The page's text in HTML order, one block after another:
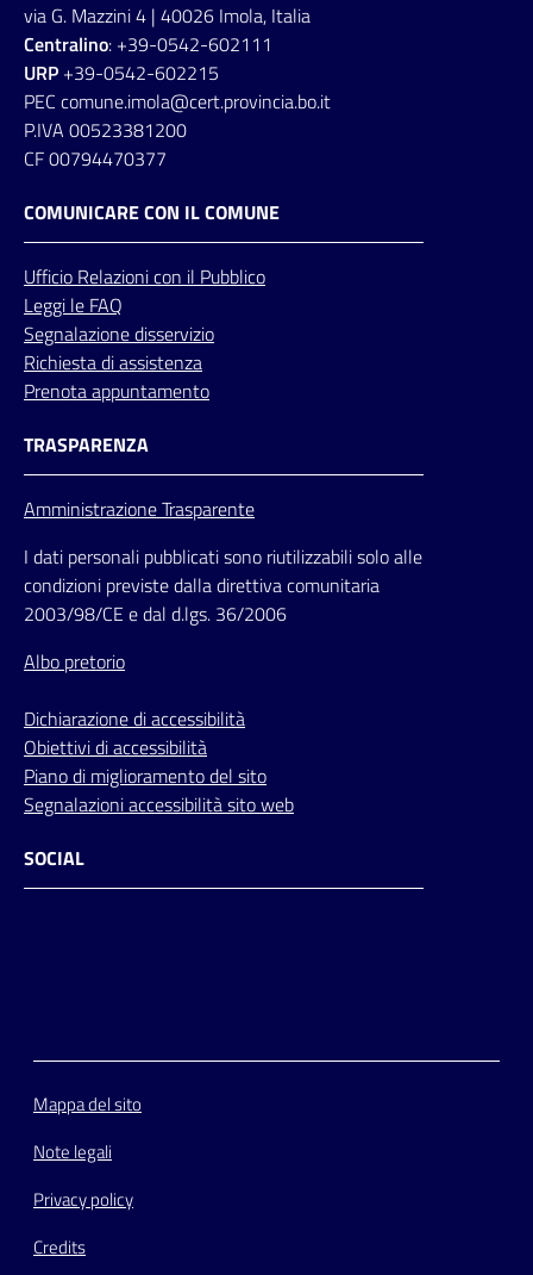
via G. Mazzini 4 | 40026 Imola, Italia
Centralino: +39-0542-602111
URP +39-0542-602215
PEC comune.imola@cert.provincia.bo.it
P.IVA 00523381200
CF 00794470377
COMUNICARE CON IL COMUNE
Ufficio Relazionicon il Pubblico
Leggi le FAQ
Segnalazione disservizio
Richiesta di assistenza
Prenota appuntamento
TRASPARENZA
Amministrazione Trasparente
I dati personali pubblicati sono riutilizzabili solo alle
condizioni previste dalla direttiva comunitaria
2003/98/CE e dal d.lgs. 36/2006
Albo pretorio
Dichiarazione di accessibilità
Obiettivi di accessibilità
Piano di miglioramento del sito
Segnalazioni accessibilità sito web
SOCIAL
Mappa del sito
Note legali
Privacy policy
Credits